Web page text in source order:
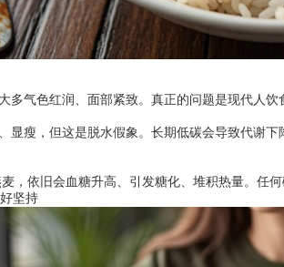
气色红润、面部紧致。真正的问题是现代人饮
瘦，但这是脱水假象。长期低碳会导致代谢下
依旧会血糖升高、引发糖化、堆积热量。任何
坚持